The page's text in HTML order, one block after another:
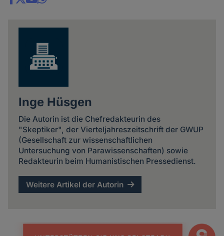
Share
Inge Hüsgen
Die Autorin ist die Chefredakteurin des
"Skeptiker", der Vierteljahreszeitschrift der GWUP
(Gesellschaft zur wissenschaftlichen
Untersuchung von Parawissenschaften) sowie
Redakteurin beim Humanistischen Pressedienst.
Weitere Artikel der Autorin